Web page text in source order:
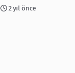
Başkanı
2 yıl önce